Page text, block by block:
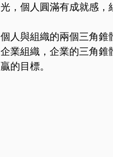
光，個人圓滿有成就感，
個人與組織的兩個三角錐
企業組織，企業的三角錐
贏的目標。